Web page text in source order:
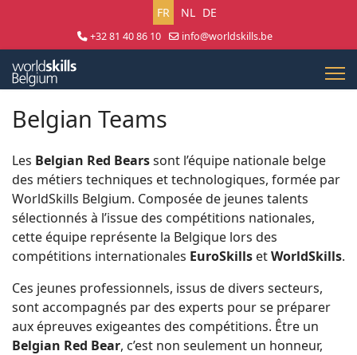
Sélectionnez votre langue
FR NL DE
+32 81 40 86 10
info@worldskills.be
Belgian Teams
Les Belgian Red Bearssont l’équipe nationale belge
des métiers techniques et technologiques, formée par
WorldSkills Belgium. Composée de jeunes talents
sélectionnés à l’issue des compétitions nationales,
cette équipe représente la Belgique lors des
compétitions internationales EuroSkills etWorldSkills.
Ces jeunes professionnels, issus de divers secteurs,
sont accompagnés par des experts pour se préparer
aux épreuves exigeantes des compétitions. Être un
Belgian Red Bear, c’est non seulement un honneur,